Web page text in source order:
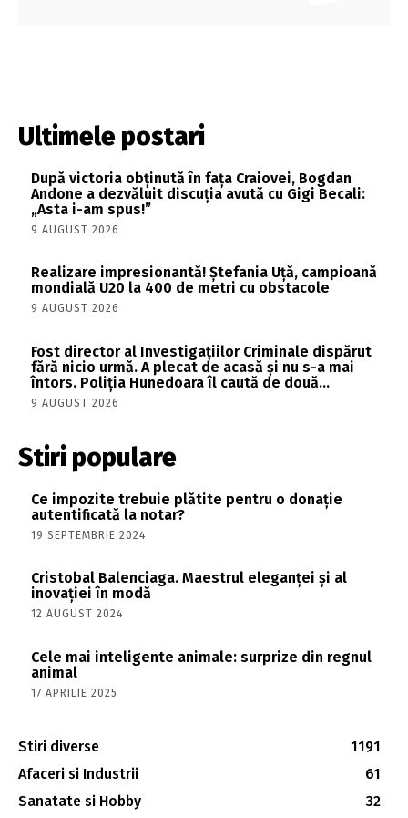
Ultimele postari
După victoria obținută în fața Craiovei, Bogdan
Andone a dezvăluit discuția avută cu Gigi Becali:
„Asta i-am spus!”
9 AUGUST 2026
Realizare impresionantă! Ștefania Uță, campioană
mondială U20 la 400 de metri cu obstacole
9 AUGUST 2026
Fost director al Investigațiilor Criminale dispărut
fără nicio urmă. A plecat de acasă și nu s-a mai
întors. Poliția Hunedoara îl caută de două...
9 AUGUST 2026
Stiri populare
Ce impozite trebuie plătite pentru o donație
autentificată la notar?
19 SEPTEMBRIE 2024
Cristobal Balenciaga. Maestrul eleganței și al
inovației în modă
12 AUGUST 2024
Cele mai inteligente animale: surprize din regnul
animal
17 APRILIE 2025
Stiri diverse
1191
Afaceri si Industrii
61
Sanatate si Hobby
32